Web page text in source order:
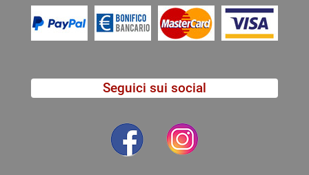
Seguici sui social